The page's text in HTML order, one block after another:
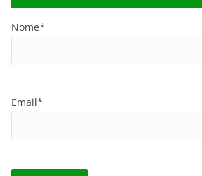
Nome*
Email*